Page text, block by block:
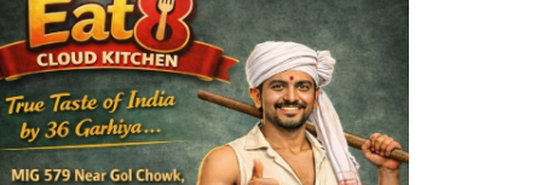
डॉ. संपत अग्रवाल के जन्मदिवस पर
हुआ बसना
May 10, 2026 0 3506